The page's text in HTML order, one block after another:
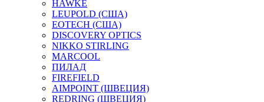
HAWKE
LEUPOLD (США)
EOTECH (США)
DISCOVERY OPTICS
NIKKO STIRLING
MARCOOL
ПИЛАД
FIREFIELD
AIMPOINT (ШВЕЦИЯ)
REDRING (ШВЕЦИЯ)